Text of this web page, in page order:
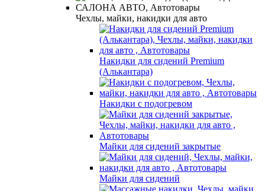
Чехлы, майки, накидки для авто
Накидки для сидений Premium
(Алькантара)
Накидки с подогревом
Майки для сидений закрытые
Майки для сидений